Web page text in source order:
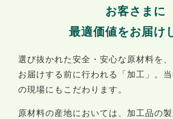
お客さまに
最適価値をお届け
選び抜かれた安全・安心な原材料を
お届けする前に行われる「加工」。当
の現場にもこだわります。
原材料の産地においては、加工品の